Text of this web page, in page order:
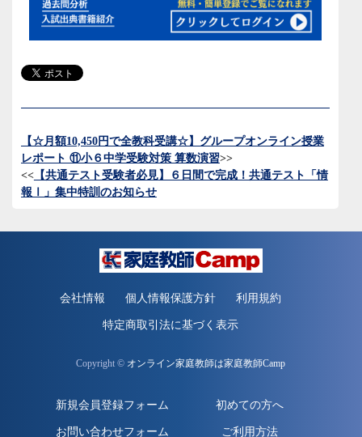
【☆月額10,450円で全教科受講☆】グループオンライン授業
レポート ⑪小６中学受験対策 算数演習>>
<<【共通テスト受験者必見】６日間で完成！共通テスト「情
報Ⅰ」集中特訓のお知らせ
会社情報 個人情報保護方針 利用規約
特定商取引法に基づく表示
Copyright © オンライン家庭教師は家庭教師Camp
新規会員登録フォーム
お問い合わせフォーム
初めての方へ
ご利用方法